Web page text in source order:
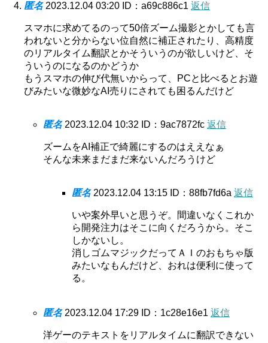
匿名 2023.12.04 03:20 ID：a69c886c1 返信
スマホに求めてるのって50倍ズーム撮影とかしても言
われないと分からない位自然に補正されたり、高精度
のリアルタイム翻訳とかそういうのが欲しいけど、そ
ういうのになるのかどうか
もうスマホの伸び代無いからって、PCと比べるとお遊
びみたいな微妙なAI売りにされても困るんだけど
匿名 2023.12.04 10:32 ID：9ac7872fc 返信
ズームをAI補正で綺麗にするのはええなぁ
そんな未来まだまだ来ないんだろうけど
匿名 2023.12.04 13:15 ID：88fb7fd6a 返信
いや案外早いと思うぞ。間違いなくこれか
ら開発注力はそこに向くだろうから。そこ
しかないし。
消しゴムマジックだってＡＩのおもちゃ版
みたいなもんだけど、おれは便利に使って
る。
匿名 2023.12.04 17:29 ID：1c28e16e1 返信
洋ゲーのテキストをリアルタイムに翻訳できない